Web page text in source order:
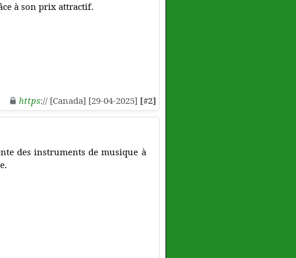
à son prix attractif.
https:// [Canada] [29-04-2025] [#2]
des instruments de musique à